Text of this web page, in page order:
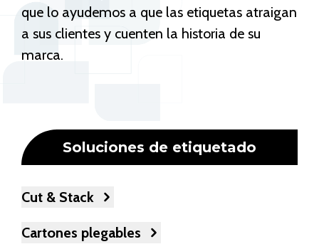
que lo ayudemos a que las etiquetas atraigan
a sus clientes y cuenten la historia de su
marca.
Soluciones de etiquetado
Cut & Stack
Cartones plegables